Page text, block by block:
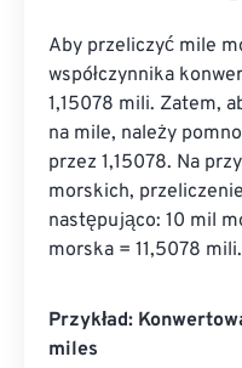
Aby przeliczyć mile
współczynnika
1,15078 mili. Zatem,
na mile, należy
przez 1,15078. Na
morskich,
następująco: 10 mil
morska = 11,5078 mili.
Przykład:
miles